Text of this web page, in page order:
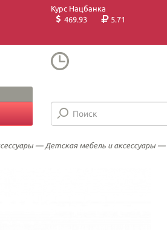
Курс Нацбанка
469.93
5.71
— Детская мебель и аксессуары —